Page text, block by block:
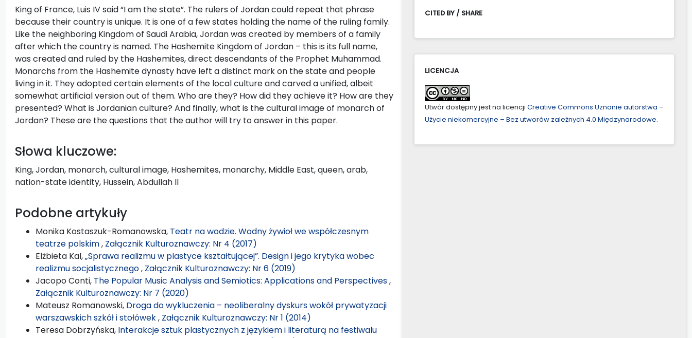
King of France, Luis IV said “I am the state”. The rulers of Jordan could repeat that phrase
because their country is unique. It is one of a few states holding the name of the ruling family.
Like the neighboring Kingdom of Saudi Arabia, Jordan was created by members of a family
after which the country is named. The Hashemite Kingdom of Jordan – this is its full name,
was created and ruled by the Hashemites, direct descendants of the Prophet Muhammad.
Monarchs from the Hashemite dynasty have left a distinct mark on the state and people
living in it. They adopted certain elements of the local culture and carved a unified, albeit
somewhat artificial version out of them. Who are they? How did they achieve it? How are they
presented? What is Jordanian culture? And finally, what is the cultural image of monarch of
Jordan? These are the questions that the author will try to answer in this paper.
Słowa kluczowe:
King, Jordan, monarch, cultural image, Hashemites, monarchy, Middle East, queen, arab,
nation-state identity, Hussein, Abdullah II
Podobne artykuły
Monika Kostaszuk-Romanowska, Teatr na wodzie. Wodny żywioł we współczesnym
teatrze polskim, Załącznik Kulturoznawczy: Nr 4 (2017)
Elżbieta Kal,„Sprawa realizmu w plastyce kształtującej”. Design i jego krytyka wobec
realizmu socjalistycznego, Załącznik Kulturoznawczy: Nr 6 (2019)
Jacopo Conti, The Popular Music Analysis and Semiotics: Applications and Perspectives,
Załącznik Kulturoznawczy: Nr 7 (2020)
Mateusz Romanowski, Droga do wykluczenia – neoliberalny dyskurs wokół prywatyzacji
warszawskich szkół i stołówek, Załącznik Kulturoznawczy: Nr 1 (2014)
Teresa Dobrzyńska, Interakcje sztuk plastycznych z językiem i literaturą na festiwalu
CITED BY / SHARE
LICENCJA
Utwór dostępny jest na licencji Creative Commons Uznanie autorstwa –
Użycie niekomercyjne – Bez utworów zależnych 4.0 Międzynarodowe.